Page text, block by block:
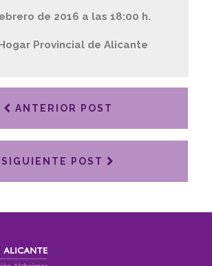
de 2016 a las 18:00 h.
Provincial de Alicante
ANTERIOR POST
SIGUIENTE POST